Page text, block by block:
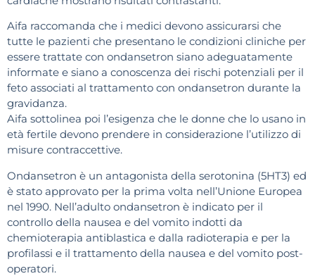
Aifa raccomanda che i medici devono assicurarsi che
tutte le pazienti che presentano le condizioni cliniche per
essere trattate con ondansetron siano adeguatamente
informate e siano a conoscenza dei rischi potenziali per il
feto associati al trattamento con ondansetron durante la
gravidanza.
Aifa sottolinea poi l’esigenza che le donne che lo usano in
età fertile devono prendere in considerazione l’utilizzo di
misure contraccettive.
Ondansetron è un antagonista della serotonina (5HT3) ed
è stato approvato per la prima volta nell’Unione Europea
nel 1990. Nell’adulto ondansetron è indicato per il
controllo della nausea e del vomito indotti da
chemioterapia antiblastica e dalla radioterapia e per la
profilassi e il trattamento della nausea e del vomito post-
operatori.